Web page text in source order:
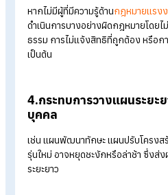
2.การสรรหาบุคลากรห
สรรหาคน ทั้งนี้ยังอาจสูญเสียโอ
กับองค์กร
3.เกิดความเสี่ยงทางก